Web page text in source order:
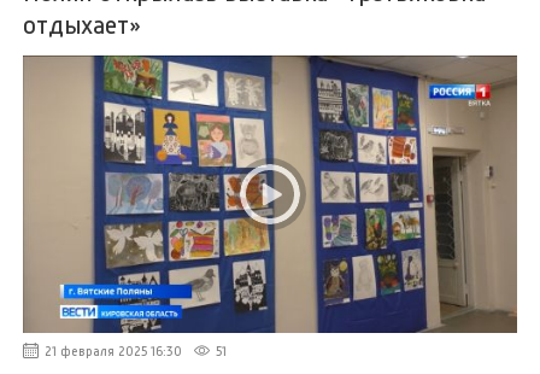
отдыхает»
21 февраля 2025 16:30 51